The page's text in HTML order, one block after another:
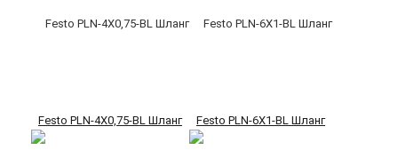
Festo PLN-4X0,75-BL Шланг Festo PLN-6X1-BL Шланг